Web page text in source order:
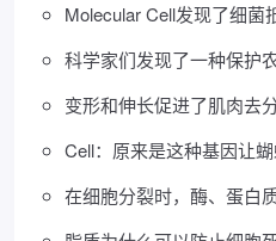
Molecular Cell发现了细菌
科学家们发现了一种保护
变形和伸长促进了肌肉去
Cell：原来是这种基因让
在细胞分裂时，酶、蛋白